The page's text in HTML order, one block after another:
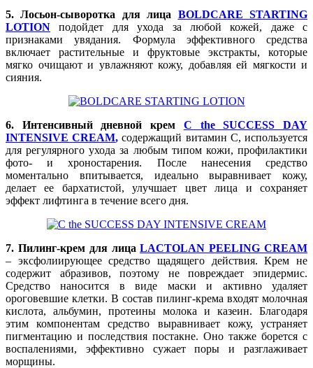
5. Лосьон-сыворотка для лица BOLDCARE STARTING
LOTION подойдет для ухода за любой кожей, даже с
признаками увядания. Формула эффективного средства
включает растительные и фруктовые экстракты, которые
мягко очищают и увлажняют кожу, добавляя ей мягкости и
сияния.
6. Интенсивный дневной крем C the SUCCESS DAY
INTENSIVE CREAM, содержащий витамин С, используется
для регулярного ухода за любым типом кожи, профилактики
фото- и хроностарения. После нанесения средство
моментально впитывается, идеально выравнивает кожу,
делает ее бархатистой, улучшает цвет лица и сохраняет
эффект лифтинга в течение всего дня.
7. Пилинг-крем для лицаLACTOLAN PEELING CREAM
– эксфолиирующее средство щадящего действия. Крем не
содержит абразивов, поэтому не повреждает эпидермис.
Средство наносится в виде маски и активно удаляет
ороговевшие клетки. В состав пилинг-крема входят молочная
кислота, альбумин, протеины молока и казеин. Благодаря
этим компонентам средство выравнивает кожу, устраняет
пигментацию и последствия постакне. Оно также борется с
воспалениями, эффективно сужает поры и разглаживает
морщины.